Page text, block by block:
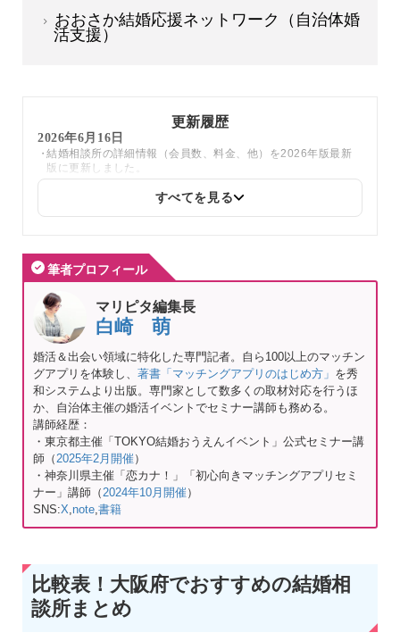
おおさか結婚応援ネットワーク（自治体婚
活支援）
更新履歴
2026年6月16日
結婚相談所の詳細情報（会員数、料金、他）を2026年版最新
版に更新しました。
2025年12月23日
2025年12月16日
2025年10月9日
エン婚活のマリピタ限定キャンペーン情報を更新しました。
（※今なら新規入会者に【10,000円分のギフトカード】をプレ
ゼント中！）
2025年9月19日
大阪府でおすすめの結婚相談所を更新しました。
2025年8月1日
オーネットの店舗名を更新しました。
すべてを見る
筆者プロフィール
マリピタ編集長
白崎 萌
婚活＆出会い領域に特化した専門記者。自ら100以上のマッチン
グアプリを体験し、著書「マッチングアプリのはじめ方」 を秀
和システムより出版。専門家として数多くの取材対応を行うほ
か、自治体主催の婚活イベントでセミナー講師も務める。
講師経歴：
・東京都主催「TOKYO結婚おうえんイベント」公式セミナー講
師（2025年2月開催）
・神奈川県主催「恋カナ！」「初心向きマッチングアプリセミ
ナー」講師（2024年10月開催）
SNS:X,note,書籍
比較表！大阪府でおすすめの結婚相
談所まとめ